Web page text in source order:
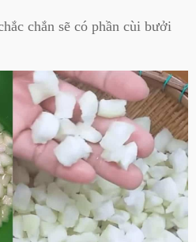
chắn sẽ có phần cùi bưởi